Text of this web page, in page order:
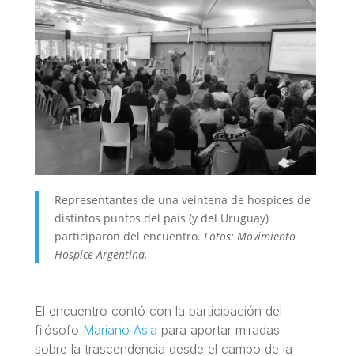
Representantes de una veintena de hospices de
distintos puntos del país (y del Uruguay)
participaron del encuentro. Fotos: Movimiento
Hospice Argentina.
El encuentro contó con la participación del
filósofo Mariano Asla para aportar miradas
sobre la trascendencia desde el campo de la